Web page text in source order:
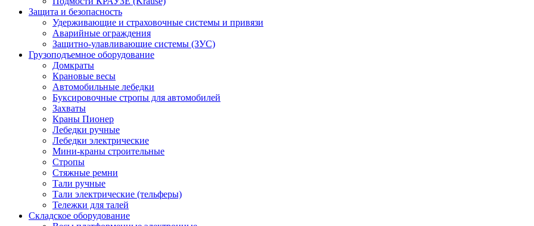
Защита и безопасность
Удерживающие и страховочные системы и привязи
Аварийные ограждения
Защитно-улавливающие системы (ЗУС)
Грузоподъемное оборудование
Домкраты
Крановые весы
Автомобильные лебедки
Буксировочные стропы для автомобилей
Захваты
Краны Пионер
Лебедки ручные
Лебедки электрические
Мини-краны строительные
Стропы
Стяжные ремни
Тали ручные
Тали электрические (тельферы)
Тележки для талей
Складское оборудование